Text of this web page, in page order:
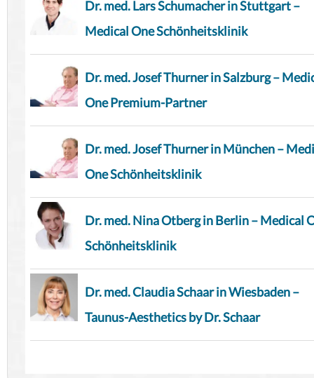
Dr. med. Lars Schumacher in Stuttgart –
Medical One Schönheitsklinik
Dr. med. Josef Thurner in Salzburg –
One Premium-Partner
Dr. med. Josef Thurner in München –
One Schönheitsklinik
Dr. med. Nina Otberg in Berlin – Medical
Schönheitsklinik
Dr. med. Claudia Schaar in Wiesbaden –
Taunus-Aesthetics by Dr. Schaar